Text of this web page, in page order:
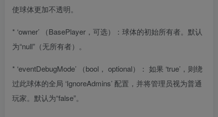
使球体更加不透明。
* ‘owner’ （BasePlayer，可选）：球体的初始所有者。默认
为“null”（无所有者）。
* ‘eventDebugMode’ （bool， optional）： 如果 ‘true’，则绕
过此球体的全局 ‘IgnoreAdmins’ 配置，并将管理员视为普通
玩家。默认为“false”。